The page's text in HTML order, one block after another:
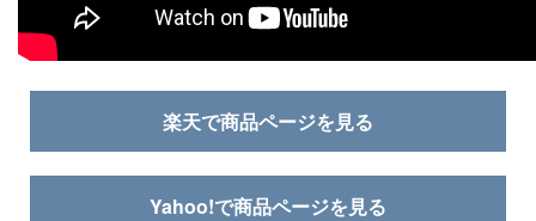
楽天で商品ページを見る
Yahoo!で商品ページを見る